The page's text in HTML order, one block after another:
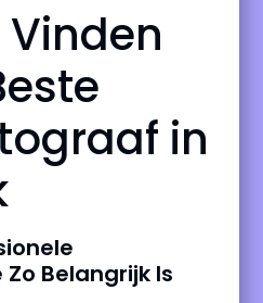
in
Belangrijk Is